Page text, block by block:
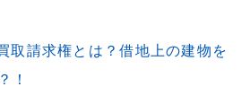
取請求権とは？借地上の建物を
！